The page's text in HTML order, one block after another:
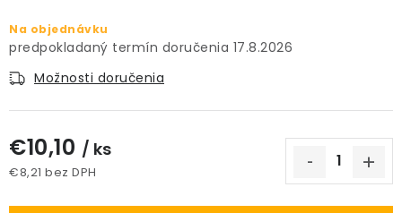
KVETINÁČE A OBALY NA RASTLINY
ZNAČKY
Podmienky ochrany osobných údajov
Spôsoby platby
Kontakt / Právne údaje
Na objednávku
17.8.2026
Možnosti doručenia
€10,10 / ks
€8,21 bez DPH